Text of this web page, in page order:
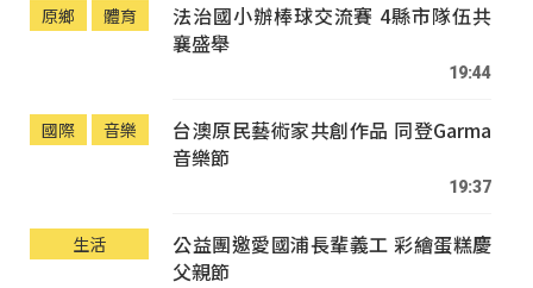
原鄉 體育
法治國小辦棒球交流賽 4縣市隊伍共
襄盛舉
19:44
國際 音樂
台澳原民藝術家共創作品 同登Garma
音樂節
19:37
生活
公益團邀愛國浦長輩義工 彩繪蛋糕慶
父親節